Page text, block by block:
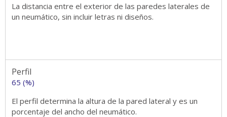
La distancia entre el exterior de las paredes laterales de
un neumático, sin incluir letras ni diseños.
Perfil
65 (%)
El perfil determina la altura de la pared lateral y es un
porcentaje del ancho del neumático.